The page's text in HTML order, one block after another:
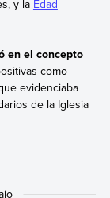
y la Edad
en el concepto
como
evidenciaba
de la Iglesia